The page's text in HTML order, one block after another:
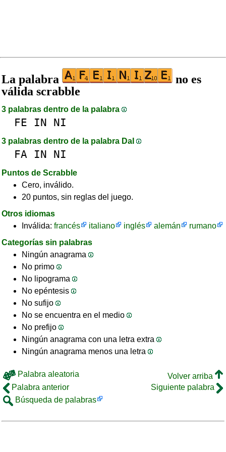
La palabra
no es
válida scrabble
3 palabras dentro de la palabra
FE IN NI
3 palabras dentro de la palabra DaI
FA IN NI
Puntos de Scrabble
Cero, inválido.
20 puntos, sin reglas del juego.
Otros idiomas
Inválida: francés italiano inglés alemán
rumano
Categorías sin palabras
Ningún anagrama
No primo
No lipograma
No epéntesis
No sufijo
No se encuentra en el medio
No prefijo
Ningún anagrama con una letra extra
Ningún anagrama menos una letra
Palabra aleatoria
Volver arriba
Palabra anterior
Siguiente palabra
Búsqueda de palabras